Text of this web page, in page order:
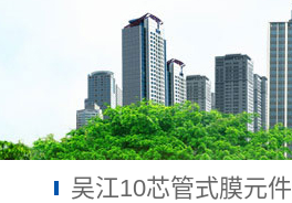
吴江10芯管式膜元件